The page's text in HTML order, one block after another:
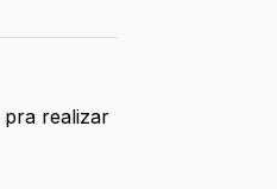
pra realizar